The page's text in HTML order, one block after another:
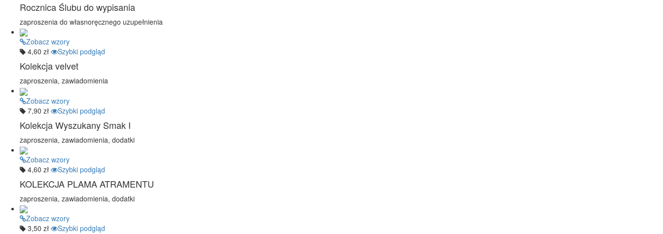
Rocznica Ślubu do wypisania
zaproszenia do własnoręcznego uzupełnienia
Zobacz wzory
4,60 zł
Szybki podgląd
Kolekcja velvet
zaproszenia, zawiadomienia
Zobacz wzory
7,90 zł
Szybki podgląd
Kolekcja Wyszukany Smak I
zaproszenia, zawiadomienia, dodatki
Zobacz wzory
4,60 zł
Szybki podgląd
KOLEKCJA PLAMA ATRAMENTU
zaproszenia, zawiadomienia, dodatki
Zobacz wzory
3,50 zł
Szybki podgląd